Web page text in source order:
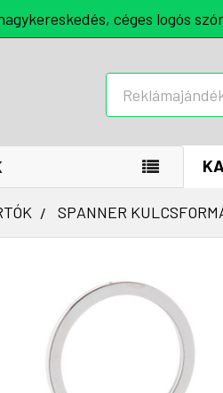
céges logós
SPANNER